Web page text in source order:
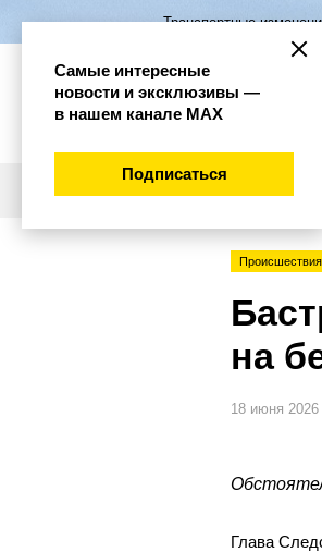
Транспортные
Происшествия
на
18 июня 2026
Глава
Самые интересные
новости и эксклюзивы —
в нашем канале МАХ
Подписаться